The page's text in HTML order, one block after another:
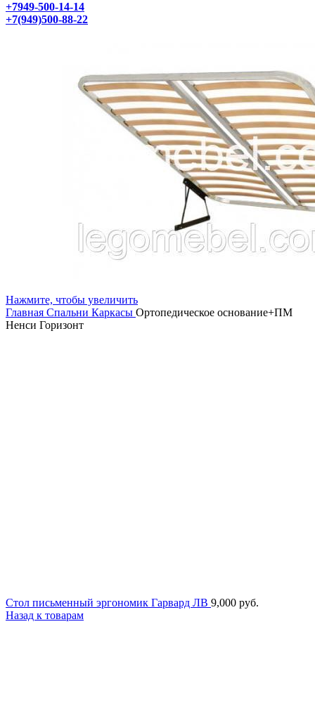
+7949-500-14-14
+7(949)500-88-22
Нажмите, чтобы увеличить
Главная Спальни Каркасы Ортопедическое основание+ПМ
Ненси Горизонт
Стол письменный эргономик Гарвард ЛВ 9,000 руб.
Назад к товарам